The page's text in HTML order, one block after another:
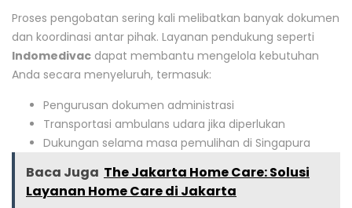
Proses pengobatan sering kali melibatkan banyak dokumen
dan koordinasi antar pihak. Layanan pendukung seperti
Indomedivac dapat membantu mengelola kebutuhan
Anda secara menyeluruh, termasuk:
Pengurusan dokumen administrasi
Transportasi ambulans udara jika diperlukan
Dukungan selama masa pemulihan di Singapura
Baca Juga The Jakarta Home Care: Solusi
Layanan Home Care di Jakarta